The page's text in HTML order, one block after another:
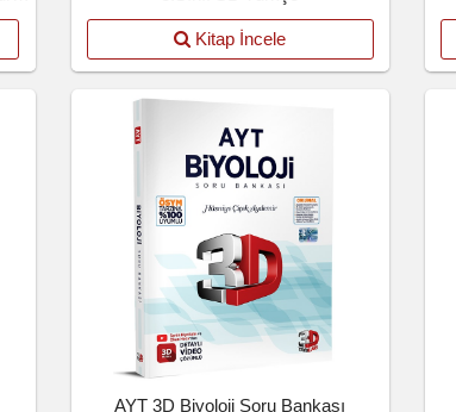
Kitap İncele
AYT 3D Biyoloji Soru Bankası